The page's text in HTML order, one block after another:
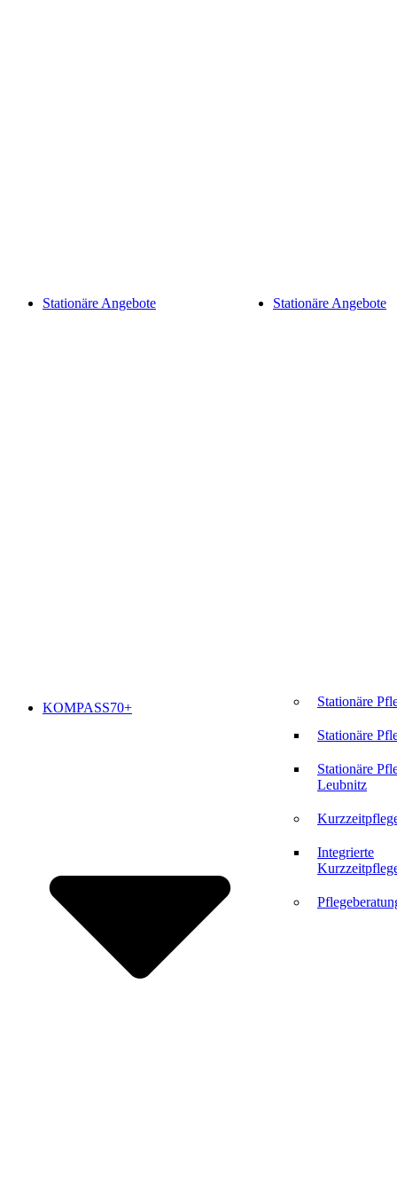
KOMPASS70+
Stationäre Angebote Stationäre Angebote
Stationäre
Stationäre
Stationäre
Leubnitz
Integrierte